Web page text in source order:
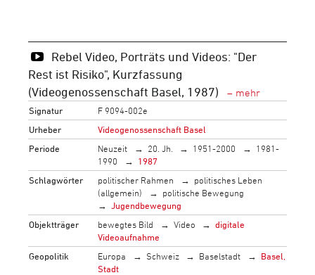
Rebel Video, Porträts und Videos: "Der
Rest ist Risiko", Kurzfassung
(Videogenossenschaft Basel, 1987)
Signatur
F 9094-002e
Urheber
Videogenossenschaft Basel
Periode
Neuzeit 20. Jh. 1951-2000
1981-
1990
1987
Schlagwörter
politischer Rahmen
politisches Leben
(allgemein)
politische Bewegung
Jugendbewegung
Objektträger
bewegtes Bild Video
digitale
Videoaufnahme
Geopolitik
Europa Schweiz Baselstadt
Basel,
Stadt